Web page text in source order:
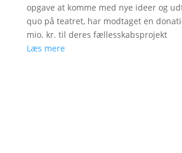
opgave at komme med nye ideer og
quo på teatret, har modtaget en
mio. kr. til deres fællesskabsprojekt
Læs mere